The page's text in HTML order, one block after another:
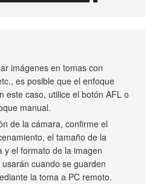
imágenes en tomas con
es posible que el enfoque
este caso, utilice el botón AFL o
manual.
de la cámara, confirme el
el tamaño de la
y el formato de la imagen
cuando se guarden
la toma a PC remoto.